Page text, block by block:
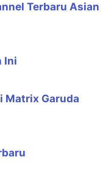
Terbaru Asian
Ini
Matrix Garuda